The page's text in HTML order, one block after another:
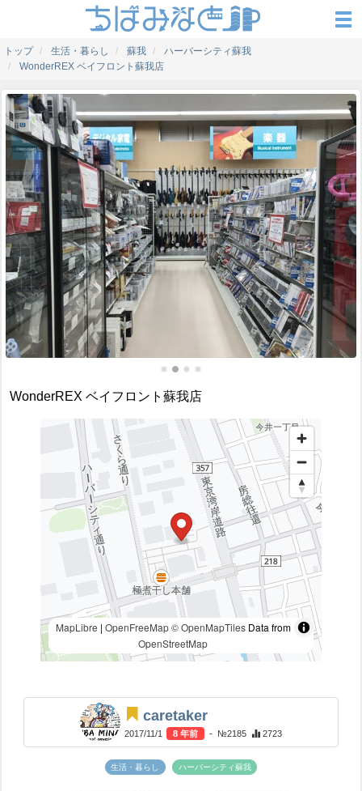
トップ 生活・暮らし 蘇我
ハーバーシティ蘇我
WonderREX ベイフロント蘇我店
WonderREX ベイフロント蘇我店
MapLibre | OpenFreeMap © OpenMapTilesData from
OpenStreetMap
caretaker
2017/11/1 8 年前 - №2185 2723
生活・暮らし ハーバーシティ蘇我